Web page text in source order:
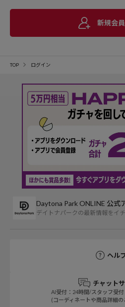
新規会
TOP ログイン
Daytona Park ONLINE 公式
デイトナパークの最新情報をイ
ヘル
チャット
AI受付：24時間/スタッフ受
(コーディネートや商品詳細